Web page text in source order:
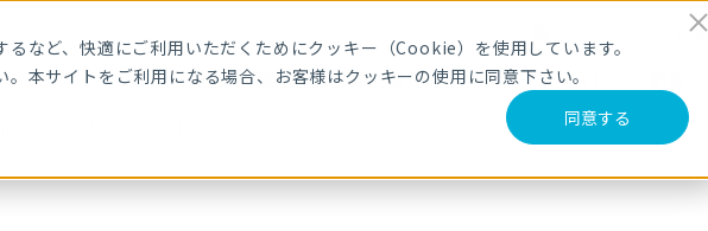
など、快適にご利用いただくためにクッキー（Cookie）を使用しています。
。本サイトをご利用になる場合、お客様はクッキーの使用に同意下さい。
同意する
メールマガジン登録
サービス・製品 導入事例 セミナー ブログ